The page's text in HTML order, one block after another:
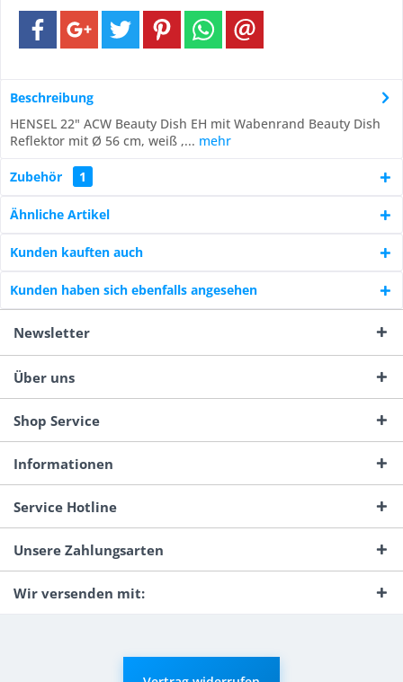
Beschreibung
HENSEL 22" ACW Beauty Dish EH mit Wabenrand Beauty Dish
Reflektor mit Ø 56 cm, weiß ,... mehr
Zubehör 1
Ähnliche Artikel
Kunden kauften auch
Kunden haben sich ebenfalls angesehen
Newsletter
Über uns
Shop Service
Informationen
Service Hotline
Unsere Zahlungsarten
Wir versenden mit: